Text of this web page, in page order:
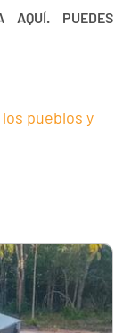
AQUÍ. PUEDES
pueblos y